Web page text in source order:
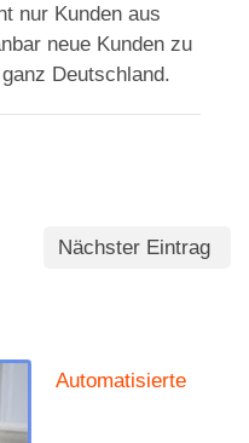
nur Kunden aus
neue Kunden zu
Deutschland.
Nächster Eintrag
Automatisierte